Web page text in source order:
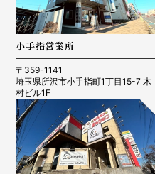
小手指営業所
〒359-1141
埼玉県所沢市小手指町1丁目15-7 木
村ビル1F